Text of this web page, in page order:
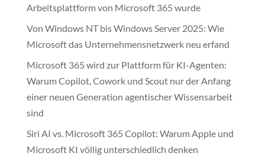
Arbeitsplattform von Microsoft 365 wurde
Von Windows NT bis Windows Server 2025: Wie
Microsoft das Unternehmensnetzwerk neu erfand
Microsoft 365 wird zur Plattform für KI-Agenten:
Warum Copilot, Cowork und Scout nur der Anfang
einer neuen Generation agentischer Wissensarbeit
sind
Siri AI vs. Microsoft 365 Copilot: Warum Apple und
Microsoft KI völlig unterschiedlich denken